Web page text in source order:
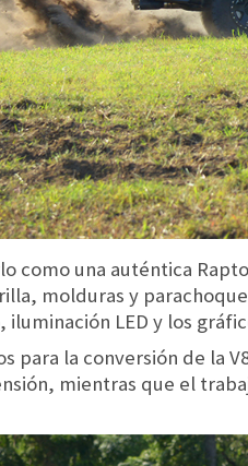
como una auténtica
molduras y
LED y los
para la conversión de la
mientras que el